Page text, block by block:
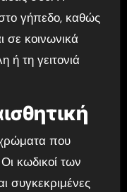
γήπεδο, καθώς
σε κοινωνικά
ή τη γειτονιά
που
Οι κωδικοί των
συγκεκριμένες